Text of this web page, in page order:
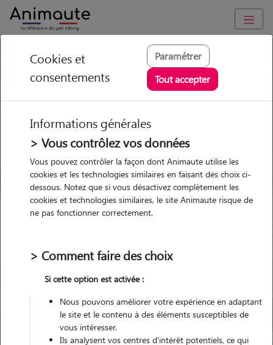
GARDE ANIMAUX à Wolfisheim : Garde chien et chat en
famille ou à domicile, visites et promenades
Trouvez une garde animaux à
Wolfisheim
Parmi nos 2 pet-sitters à
Wolfisheim
Cookies et
consentements
Paramétrer
Tout accepter
Informations générales
> Vous contrôlez vos données
Vous pouvez contrôler la façon dont Animaute utilise les
cookies et les technologies similaires en faisant des choix ci-
dessous. Notez que si vous désactivez complètement les
cookies et technologies similaires, le site Animaute risque de
ne pas fonctionner correctement.
> Comment faire des choix
Si cette option est activée :
Nous pouvons améliorer votre expérience en adaptant
le site et le contenu à des éléments susceptibles de
vous intéresser.
Ils analysent vos centres d'intérêt potentiels, ce qui